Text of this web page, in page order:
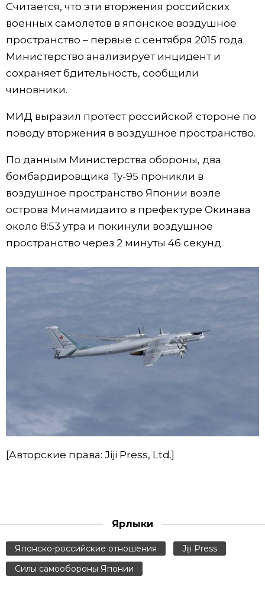
Культура
Жизнь
Технологии
Токио
Считается, что эти вторжения российских
военных самолётов в японское воздушное
пространство – первые с сентября 2015 года.
Министерство анализирует инцидент и
сохраняет бдительность, сообщили
чиновники.
МИД выразил протест российской стороне по
поводу вторжения в воздушное пространство.
По данным Министерства обороны, два
бомбардировщика Ту-95 проникли в
воздушное пространство Японии возле
острова Минамидаито в префектуре Окинава
около 8:53 утра и покинули воздушное
пространство через 2 минуты 46 секунд.
[Авторские права: Jiji Press, Ltd.]
Ярлыки
Японско-российские отношения
Jiji Press
Силы самообороны Японии